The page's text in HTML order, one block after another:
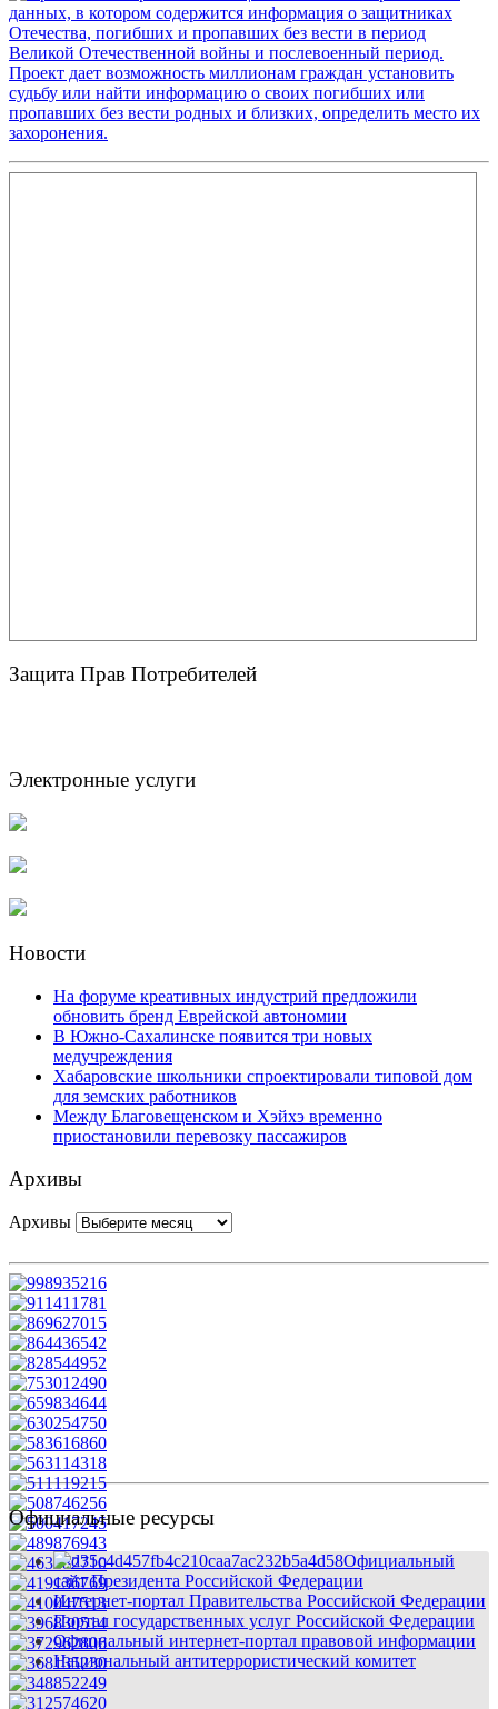
Защита Прав Потребителей
Электронные услуги
Новости
На форуме креативных индустрий предложили
обновить бренд Еврейской автономии
В Южно-Сахалинске появится три новых
медучреждения
Хабаровские школьники спроектировали типовой дом
для земских работников
Между Благовещенском и Хэйхэ временно
приостановили перевозку пассажиров
Архивы
Архивы
Официальные ресурсы
Официальный
сайт Президента Российской Федерации
Интернет-портал Правительства Российской Федерации
Портал государственных услуг Российской Федерации
Официальный интернет-портал правовой информации
Национальный антитеррористический комитет